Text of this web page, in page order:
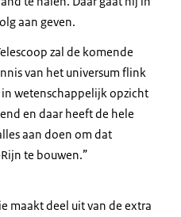
aan geven.
zal de komende
van het universum flink
wetenschappelijk opzicht
en daar heeft de hele
aan doen om dat
te bouwen.”
maakt deel uit van de extra